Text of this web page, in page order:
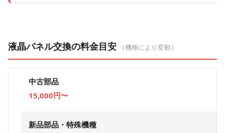
液晶パネル交換の料金目安 （機種により変動）
中古部品
15,000円〜
新品部品・特殊機種